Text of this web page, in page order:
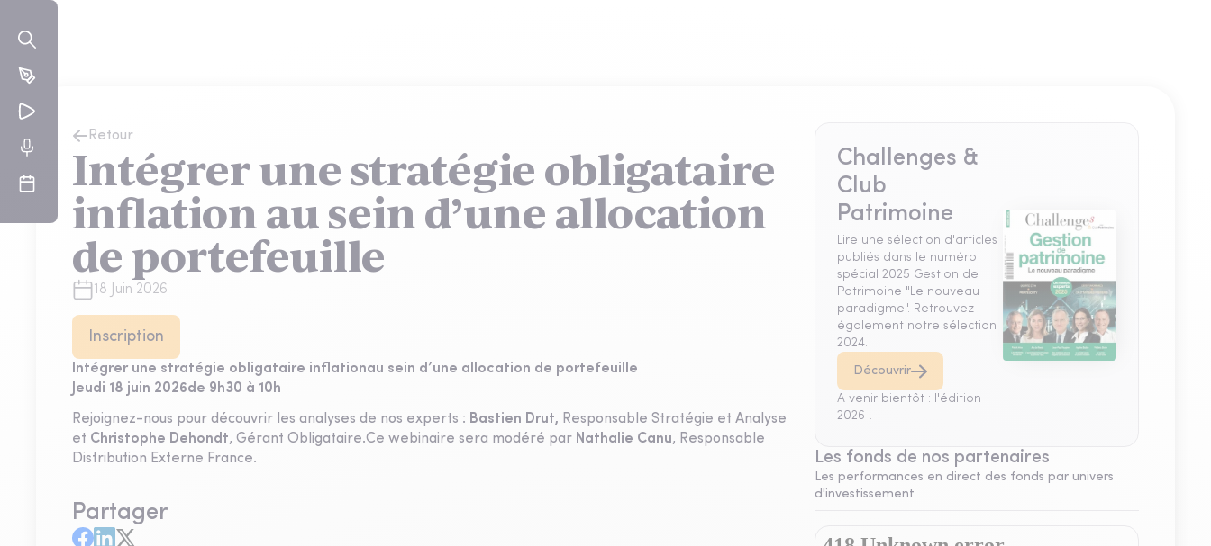
Retour
Intégrer une stratégie obligataire
inflation au sein d’une allocation
de portefeuille
18 Juin 2026
Inscription
Intégrer une stratégie obligataire inflationau sein d’une allocation de portefeuille
Jeudi 18 juin 2026de 9h30 à 10h
Rejoignez-nous pour découvrir les analyses de nos experts : Bastien Drut, Responsable Stratégie et Analyse
et Christophe Dehondt, Gérant Obligataire.Ce webinaire sera modéré par Nathalie Canu, Responsable
Distribution Externe France.
Partager
Challenges &
Club
Patrimoine
Lire une sélection d'articles
publiés dans le numéro
spécial 2025 Gestion de
Patrimoine "Le nouveau
paradigme". Retrouvez
également notre sélection
2024.
Découvrir
A venir bientôt : l'édition
2026 !
Les fonds de nos partenaires
Les performances en direct des fonds par univers
d'investissement